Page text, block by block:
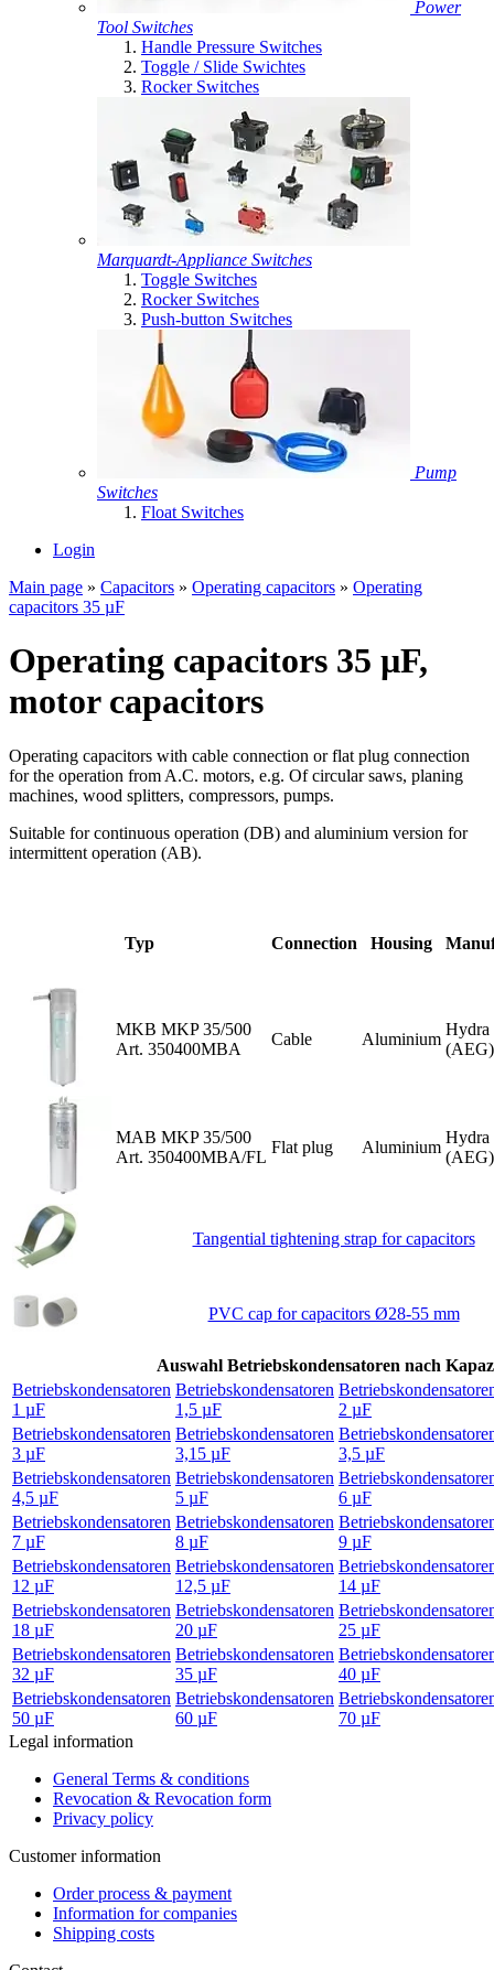
Power
Tool Switches
Handle Pressure Switches
Toggle / Slide Swichtes
Rocker Switches
Marquardt-Appliance Switches
Toggle Switches
Rocker Switches
Push-button Switches
Pump
Switches
Float Switches
Login
Main page » Capacitors » Operating capacitors » Operating
capacitors 35 µF
Operating capacitors 35 µF,
motor capacitors
Operating capacitors with cable connection or flat plug connection
for the operation from A.C. motors, e.g. Of circular saws, planing
machines, wood splitters, compressors, pumps.
Suitable for continuous operation (DB) and aluminium version for
intermittent operation (AB).
Typ Connection Housing
MKB MKP 35/500
Art. 350400MBA
Cable Aluminium
Hydra
(AEG)
MAB MKP 35/500
Art. 350400MBA/FL
Flat plug Aluminium
Hydra
(AEG)
Tangential tightening strap for capacitors
PVC cap for capacitors Ø28-55 mm
Auswahl Betriebskondensatoren nach
Betriebskondensatoren
1 µF
Betriebskondensatoren
1,5 µF
2 µF
Betriebskondensatoren
3 µF
Betriebskondensatoren
3,15 µF
3,5 µF
Betriebskondensatoren
4,5 µF
Betriebskondensatoren
5 µF
6 µF
Betriebskondensatoren
7 µF
Betriebskondensatoren
8 µF
9 µF
Betriebskondensatoren
12 µF
Betriebskondensatoren
12,5 µF
14 µF
Betriebskondensatoren
18 µF
Betriebskondensatoren
20 µF
25 µF
Betriebskondensatoren
32 µF
Betriebskondensatoren
35 µF
40 µF
Betriebskondensatoren
50 µF
Betriebskondensatoren
60 µF
70 µF
Legal information
General Terms & conditions
Revocation & Revocation form
Privacy policy
Customer information
Order process & payment
Information for companies
Shipping costs